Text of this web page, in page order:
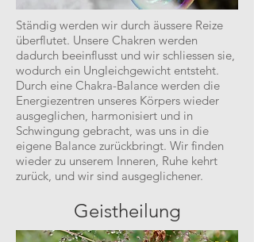
Ständig werden wir durch äussere Reize
überflutet. Unsere Chakren werden
dadurch beeinflusst und wir schliessen sie,
wodurch ein Ungleichgewicht entsteht.
Durch eine Chakra-Balance werden die
Energiezentren unseres Körpers wieder
ausgeglichen, harmonisiert und in
Schwingung gebracht, was uns in die
eigene Balance zurückbringt. Wir finden
wieder zu unserem Inneren, Ruhe kehrt
zurück, und wir sind ausgeglichener.
Geistheilung